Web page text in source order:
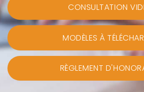
CONSULTATION
MODÈLES À
RÈGLEMENT